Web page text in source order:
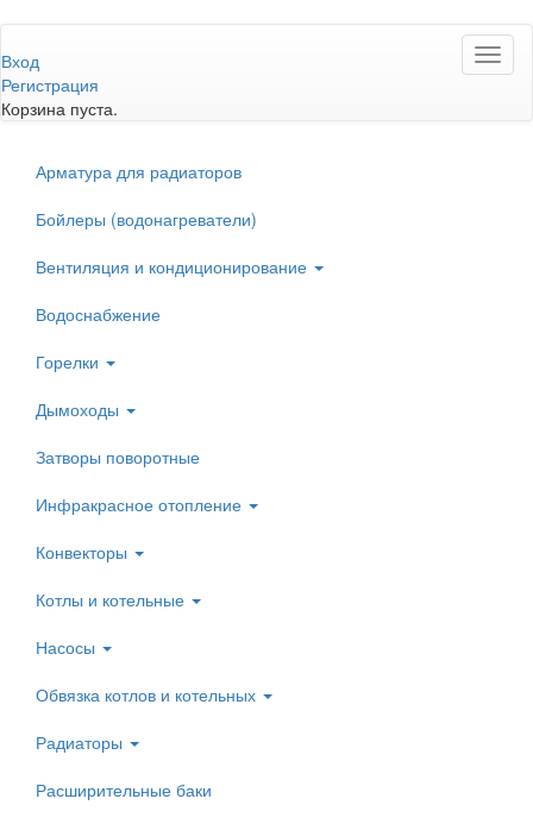
к
основному
содержанию
Вход
Регистрация
Корзина пуста.
Арматура для радиаторов
Бойлеры (водонагреватели)
Вентиляция и кондиционирование
Водоснабжение
Горелки
Дымоходы
Затворы поворотные
Инфракрасное отопление
Конвекторы
Котлы и котельные
Насосы
Обвязка котлов и котельных
Радиаторы
Расширительные баки